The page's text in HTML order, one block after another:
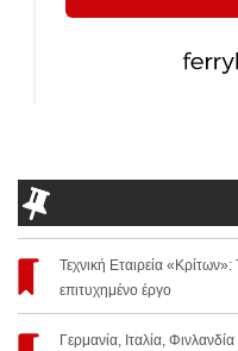
Τεχνική Εταιρεία
επιτυχημένο έργο
Γερμανία, Ιταλία,